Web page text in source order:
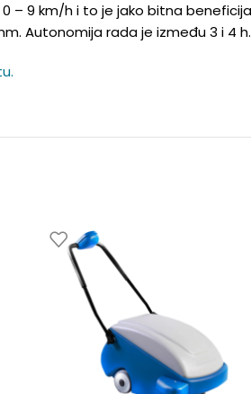
– 9 km/h i to je jako bitna
Autonomija rada je između 3 i